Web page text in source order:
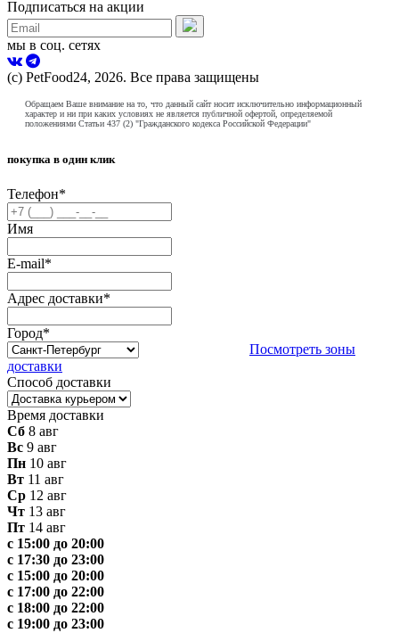
Подписаться на акции
мы в соц. сетях
(с) PetFood24, 2026. Все права защищены
Обращаем Ваше внимание на то, что данный сайт носит исключительно информационный
характер и ни при каких условиях не является публичной офертой, определяемой
положениями Статьи 437 (2) "Гражданского кодекса Российской Федерации"
покупка в один клик
Телефон*
Имя
E-mail*
Адрес доставки*
Город*
Посмотреть зоны
доставки
Способ доставки
Время доставки
Сб 8 авг
Вс 9 авг
Пн 10 авг
Вт 11 авг
Ср 12 авг
Чт 13 авг
Пт 14 авг
с 15:00 до 20:00
с 17:30 до 23:00
с 15:00 до 20:00
с 17:00 до 22:00
с 18:00 до 22:00
с 19:00 до 23:00